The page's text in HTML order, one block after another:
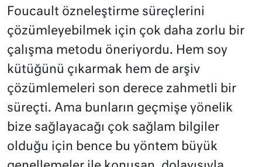
Foucault özneleştirme süreçlerini
çözümleyebilmek için çok daha zorlu bir
çalışma metodu öneriyordu. Hem soy
kütüğünü çıkarmak hem de arşiv
çözümlemeleri son derece zahmetli bir
süreçti. Ama bunların geçmişe yönelik
bize sağlayacağı çok sağlam bilgiler
olduğu için bence bu yöntem büyük